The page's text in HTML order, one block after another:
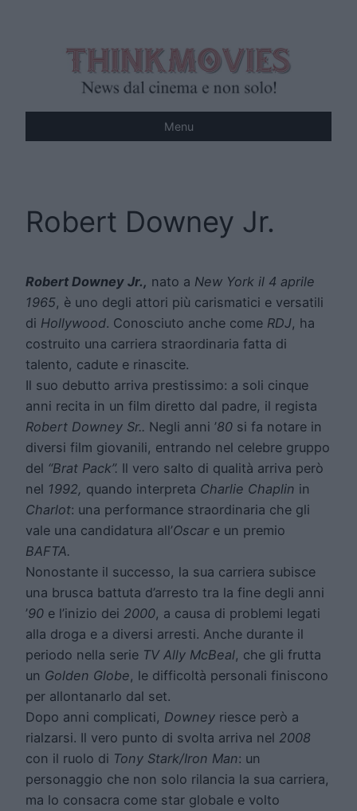
contenuto
Menu
Robert Downey Jr.
Robert Downey Jr., nato a New York il 4 aprile
1965, è uno degli attori più carismatici e versatili
di Hollywood. Conosciuto anche come RDJ, ha
costruito una carriera straordinaria fatta di
talento, cadute e rinascite.
Il suo debutto arriva prestissimo: a soli cinque
anni recita in un film diretto dal padre, il regista
Robert Downey Sr.. Negli anni ’80 si fa notare in
diversi film giovanili, entrando nel celebre gruppo
del “Brat Pack”. Il vero salto di qualità arriva però
nel 1992, quando interpreta Charlie Chaplin in
Charlot: una performance straordinaria che gli
vale una candidatura all’Oscare un premio
BAFTA.
Nonostante il successo, la sua carriera subisce
una brusca battuta d’arresto tra la fine degli anni
’90 e l’inizio dei 2000, a causa di problemi legati
alla droga e a diversi arresti. Anche durante il
periodo nella serie TV Ally McBeal, che gli frutta
un Golden Globe, le difficoltà personali finiscono
per allontanarlo dal set.
Dopo anni complicati, Downey riesce però a
rialzarsi. Il vero punto di svolta arriva nel 2008
con il ruolo di Tony Stark/Iron Man: un
personaggio che non solo rilancia la sua carriera,
ma lo consacra come star globale e volto